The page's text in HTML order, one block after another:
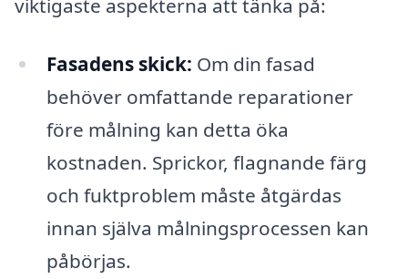
viktigaste aspekterna att tänka på:
Fasadens skick: Om din fasad
behöver omfattande reparationer
före målning kan detta öka
kostnaden. Sprickor, flagnande färg
och fuktproblem måste åtgärdas
innan själva målningsprocessen kan
påbörjas.